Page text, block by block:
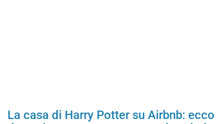
La casa di Harry Potter su Airbnb: ecco